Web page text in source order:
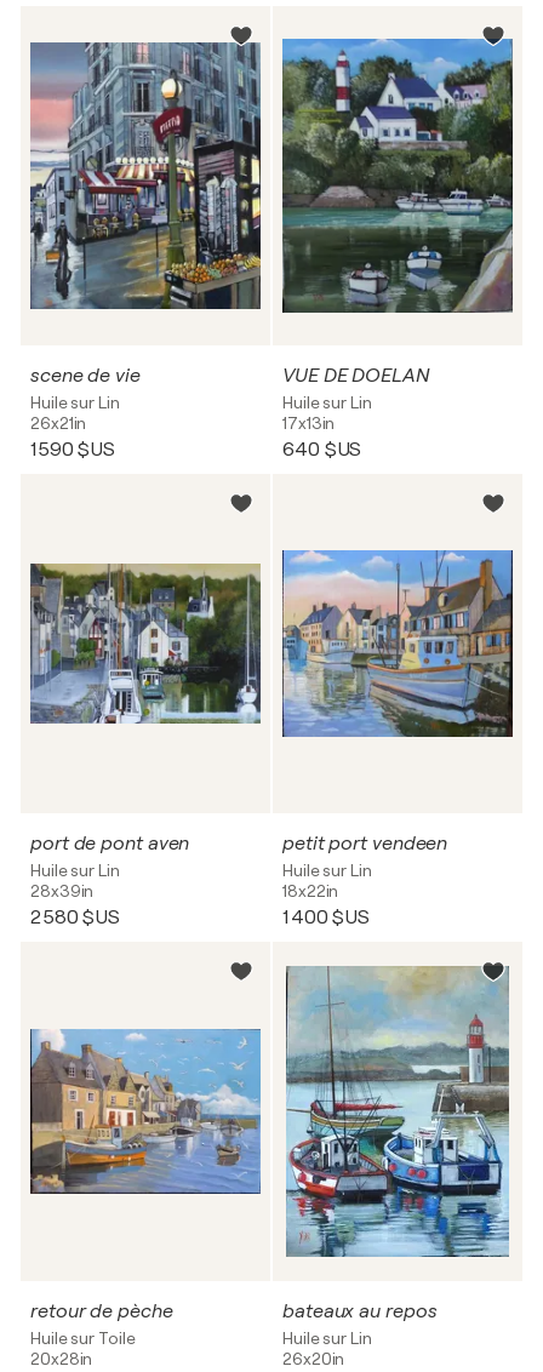
scene de vie
Huile sur Lin
26x21in
1 590 $US
VUE DE DOELAN
Huile sur Lin
17x13in
640 $US
port de pont aven
Huile sur Lin
28x39in
2 580 $US
petit port vendeen
Huile sur Lin
18x22in
1 400 $US
retour de pèche
Huile sur Toile
20x28in
bateaux au repos
Huile sur Lin
26x20in